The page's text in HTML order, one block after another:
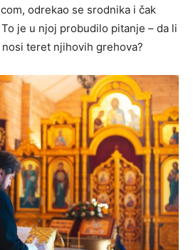
odrekao se srodnika i čak
je u njoj probudilo pitanje – da li
nosi teret njihovih grehova?